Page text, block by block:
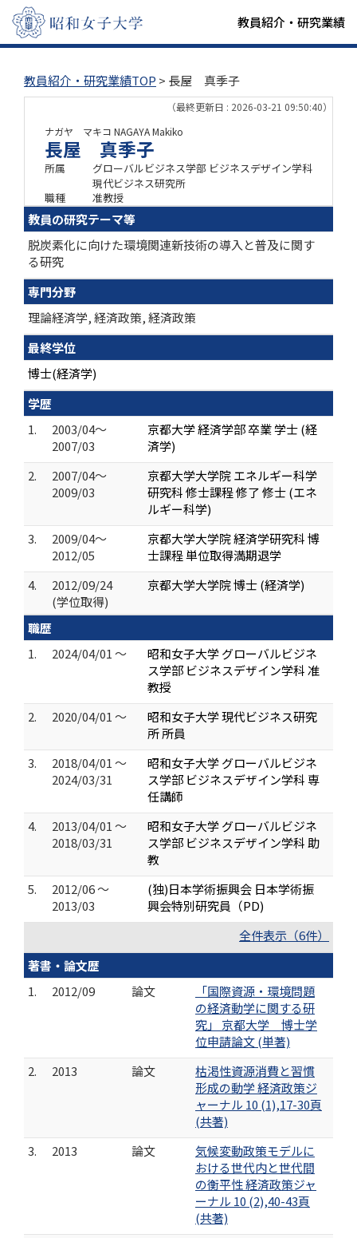
教員紹介・研究業績
教員紹介・研究業績TOP > 長屋 真季子
（最終更新日 : 2026-03-21 09:50:40）
ナガヤ マキコ NAGAYA Makiko
長屋 真季子
所属
グローバルビジネス学部 ビジネスデザイン学科
現代ビジネス研究所
職種
准教授
教員の研究テーマ等
脱炭素化に向けた環境関連新技術の導入と普及に関す
る研究
専門分野
理論経済学, 経済政策, 経済政策
最終学位
博士(経済学)
学歴
1.
2003/04～
2007/03
京都大学 経済学部 卒業 学士 (経
済学)
2.
2007/04～
2009/03
京都大学大学院 エネルギー科学
研究科 修士課程 修了 修士 (エネ
ルギー科学)
3.
2009/04～
2012/05
京都大学大学院 経済学研究科 博
士課程 単位取得満期退学
4.
2012/09/24
(学位取得)
京都大学大学院 博士 (経済学)
職歴
1.
2024/04/01 ～
昭和女子大学 グローバルビジネ
ス学部 ビジネスデザイン学科 准
教授
2.
2020/04/01 ～
昭和女子大学 現代ビジネス研究
所 所員
3.
2018/04/01 ～
2024/03/31
昭和女子大学 グローバルビジネ
ス学部 ビジネスデザイン学科 専
任講師
4.
2013/04/01 ～
2018/03/31
昭和女子大学 グローバルビジネ
ス学部 ビジネスデザイン学科 助
教
5.
2012/06 ～
2013/03
(独)日本学術振興会 日本学術振
興会特別研究員（PD)
全件表示（6件）
著書・論文歴
1.
2012/09 論文
「国際資源・環境問題
の経済動学に関する研
究」 京都大学 博士学
位申請論文 (単著)
2.
2013 論文
枯渇性資源消費と習慣
形成の動学 経済政策ジ
ャーナル 10 (1),17-30頁
(共著)
3.
2013 論文
気候変動政策モデルに
おける世代内と世代間
の衡平性 経済政策ジャ
ーナル 10 (2),40-43頁
(共著)